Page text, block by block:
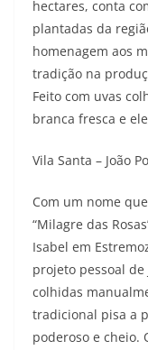
hectares, conta
plantadas da
homenagem aos
tradição na
Feito com uvas
branca fresca e
Vila Santa – João
Com um nome
“Milagre das
Isabel em
projeto pessoal de
colhidas
tradicional pisa a
poderoso e cheio.